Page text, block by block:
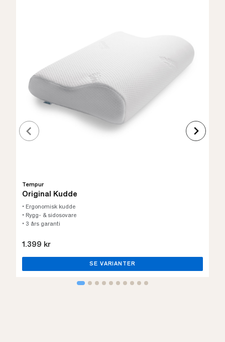
Tempur
Original Kudde
• Ergonomisk kudde
• Rygg- & sidosovare
• 3 års garanti
1.399 kr
SE VARIANTER